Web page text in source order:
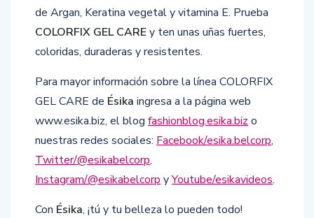
de Argan, Keratina vegetal y vitamina E. Prueba
COLORFIX GEL CAREy ten unas uñas fuertes,
coloridas, duraderas y resistentes.
Para mayor información sobre la línea COLORFIX
GEL CARE de Ésika ingresa a la página web
www.esika.biz, el blog fashionblog.esika.biz o
nuestras redes sociales: Facebook/esika.belcorp,
Twitter/@esikabelcorp,
Instagram/@esikabelcorp yYoutube/esikavideos.
Con Ésika, ¡tú y tu belleza lo pueden todo!